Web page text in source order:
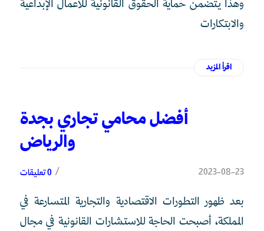
وهذا يتضمن حماية الحقوق القانونية للأعمال الإبداعية
والابتكارات
اقرأ المزيد
أفضل محامي تجاري بجدة
والرياض
2023-08-23
/ 0 تعليقات
بعد ظهور التطورات الاقتصادية والتجارية المتسارعة في
المملكة، أصبحت الحاجة للاستشارات القانونية في مجال